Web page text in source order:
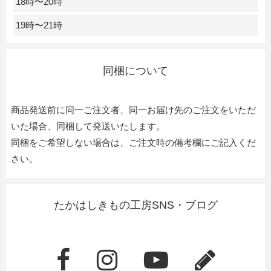
19時〜21時
同梱について
商品発送前に同一ご注文者、同一お届け先のご注文をいただ
いた場合、同梱して発送いたします。
同梱をご希望しない場合は、ご注文時の備考欄にご記入くだ
さい。
たかはしきもの工房SNS・ブログ